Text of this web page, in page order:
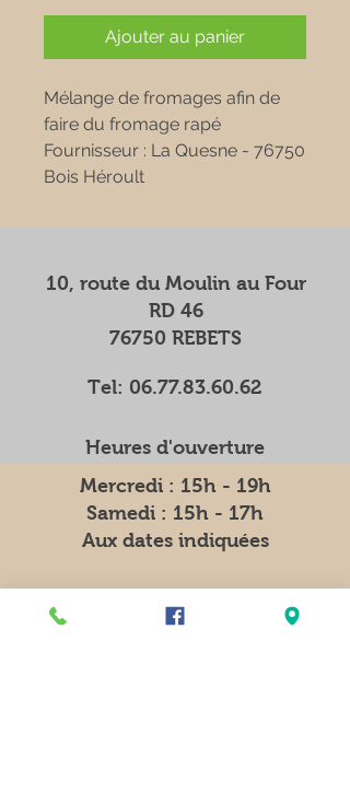
Ajouter au panier
Mélange de fromages afin de
faire du fromage rapé
Fournisseur : La Quesne - 76750
Bois Héroult
10, route du Moulin au Four
RD 46
76750 REBETS
Tel: 06.77.83.60.62
Heures d'ouverture
Mercredi : 15h - 19h
Samedi : 15h - 17h
Aux dates indiquées